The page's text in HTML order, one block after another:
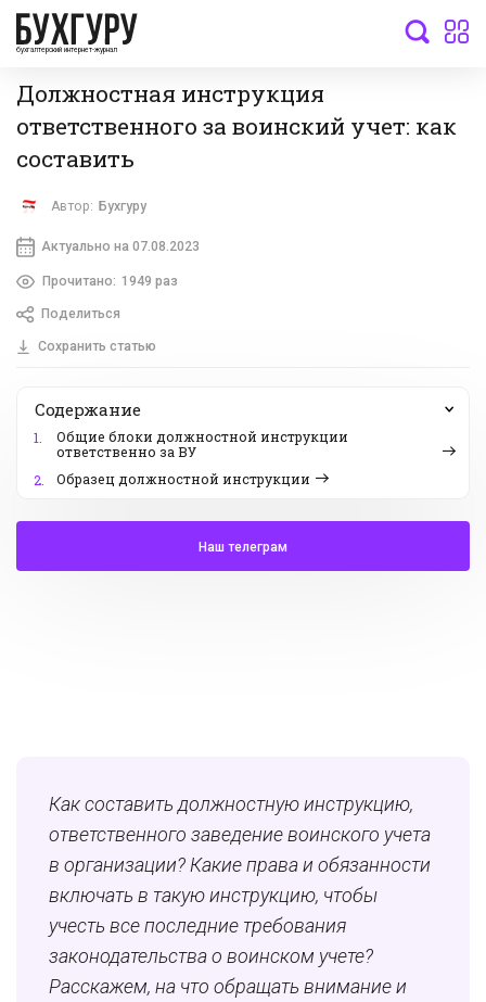
бухгалтерский интернет-журнал
Должностная инструкция
ответственного за воинский учет: как
составить
Автор: Бухгуру
Актуально на 07.08.2023
Прочитано: 1949 раз
Поделиться
Сохранить статью
Содержание
1.
Общие блоки должностной инструкции
ответственно за ВУ
2.
Образец должностной инструкции
Наш телеграм
Как составить должностную инструкцию,
ответственного заведение воинского учета
в организации? Какие права и обязанности
включать в такую инструкцию, чтобы
учесть все последние требования
законодательства о воинском учете?
Расскажем, на что обращать внимание и